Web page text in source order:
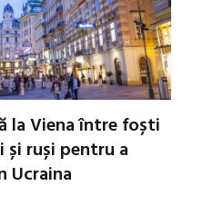
la Viena între foști
și ruși pentru a
Ucraina